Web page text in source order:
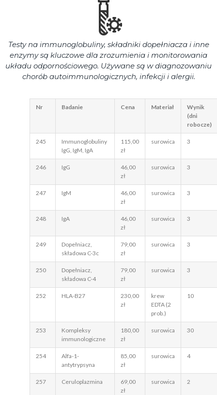
Testy na immunoglobuliny, składniki dopełniacza i inne
enzymy są kluczowe dla zrozumienia i monitorowania
układu odpornościowego. Używane są w diagnozowaniu
chorób autoimmunologicznych, infekcji i alergii.
Nr Badanie Cena Materiał
Wynik
(dni
robocze)
245
Immunoglobuliny
IgG, IgM, IgA
115,00
zł
surowica 3
246 IgG
46,00
zł
surowica 3
247 IgM
46,00
zł
surowica 3
248 IgA
46,00
zł
surowica 3
249
Dopełniacz,
składowa C-3c
79,00
zł
surowica 3
250
Dopełniacz,
składowa C-4
79,00
zł
surowica 3
252 HLA-B27
230,00
zł
krew
EDTA (2
prob.)
10
253
Kompleksy
immunologiczne
180,00
zł
surowica 30
254
Alfa-1-
antytrypsyna
85,00
zł
surowica 4
257 Ceruloplazmina
69,00
zł
surowica 2